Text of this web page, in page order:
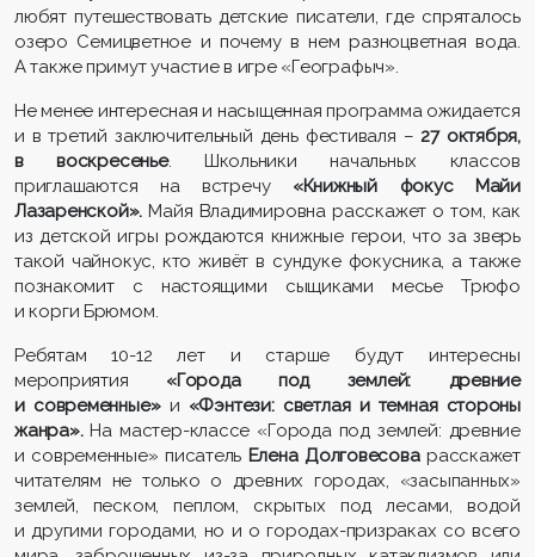
любят путешествовать детские писатели, где спряталось
озеро Семицветное и почему в нем разноцветная вода.
А также примут участие в игре «Географыч».
Не менее интересная и насыщенная программа ожидается
и в третий заключительный день фестиваля – 27 октября,
в воскресенье. Школьники начальных классов
приглашаются на встречу «Книжный фокус Майи
Лазаренской».Майя Владимировна расскажет о том, как
из детской игры рождаются книжные герои, что за зверь
такой чайнокус, кто живёт в сундуке фокусника, а также
познакомит с настоящими сыщиками месье Трюфо
и корги Брюмом.
Ребятам 10-12 лет и старше будут интересны
мероприятия «Города под землей: древние
и современные»и «Фэнтези: светлая и темная стороны
жанра».На мастер-классе «Города под землей: древние
и современные» писатель Елена Долговесоварасскажет
читателям не только о древних городах, «засыпанных»
землей, песком, пеплом, скрытых под лесами, водой
и другими городами, но и о городах-призраках со всего